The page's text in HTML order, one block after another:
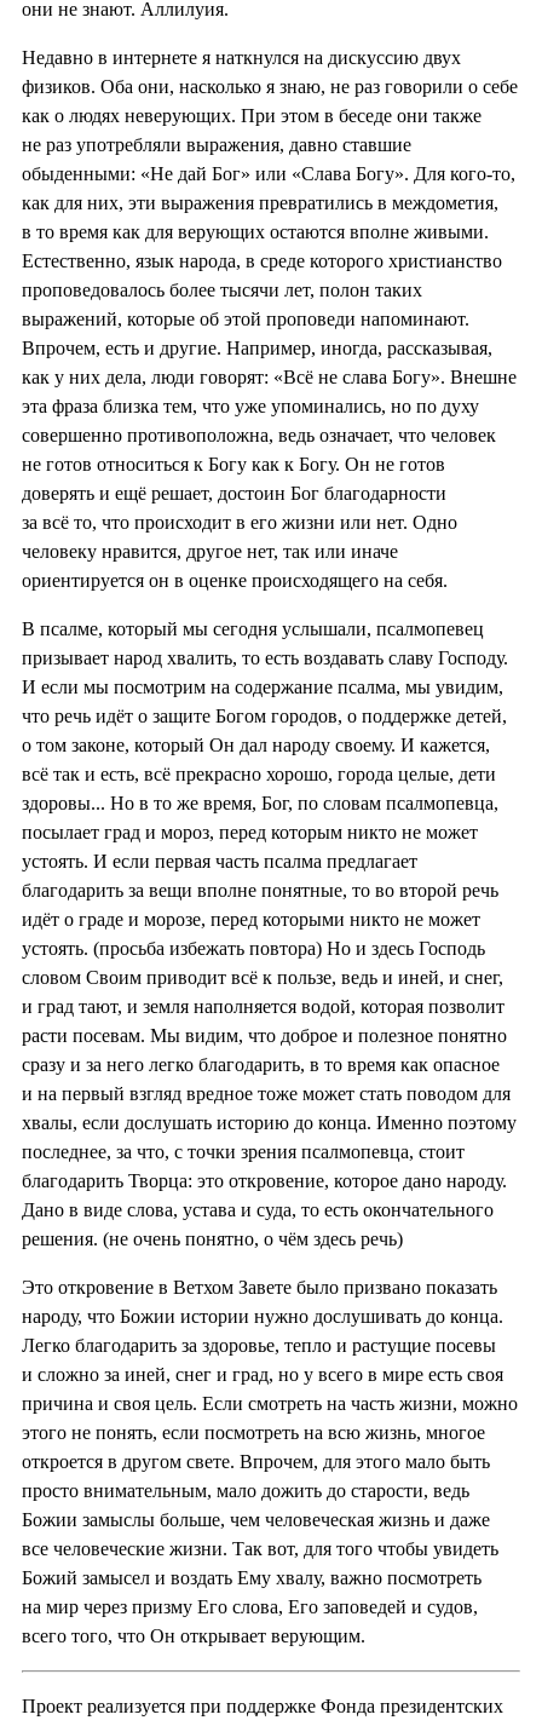
они не знают. Аллилуия.
Недавно в интернете я наткнулся на дискуссию двух
физиков. Оба они, насколько я знаю, не раз говорили о себе
как о людях неверующих. При этом в беседе они также
не раз употребляли выражения, давно ставшие
обыденными: «Не дай Бог» или «Слава Богу». Для кого-то,
как для них, эти выражения превратились в междометия,
в то время как для верующих остаются вполне живыми.
Естественно, язык народа, в среде которого христианство
проповедовалось более тысячи лет, полон таких
выражений, которые об этой проповеди напоминают.
Впрочем, есть и другие. Например, иногда, рассказывая,
как у них дела, люди говорят: «Всё не слава Богу». Внешне
эта фраза близка тем, что уже упоминались, но по духу
совершенно противоположна, ведь означает, что человек
не готов относиться к Богу как к Богу. Он не готов
доверять и ещё решает, достоин Бог благодарности
за всё то, что происходит в его жизни или нет. Одно
человеку нравится, другое нет, так или иначе
ориентируется он в оценке происходящего на себя.
В псалме, который мы сегодня услышали, псалмопевец
призывает народ хвалить, то есть воздавать славу Господу.
И если мы посмотрим на содержание псалма, мы увидим,
что речь идёт о защите Богом городов, о поддержке детей,
о том законе, который Он дал народу своему. И кажется,
всё так и есть, всё прекрасно хорошо, города целые, дети
здоровы... Но в то же время, Бог, по словам псалмопевца,
посылает град и мороз, перед которым никто не может
устоять. И если первая часть псалма предлагает
благодарить за вещи вполне понятные, то во второй речь
идёт о граде и морозе, перед которыми никто не может
устоять. (просьба избежать повтора) Но и здесь Господь
словом Своим приводит всё к пользе, ведь и иней, и снег,
и град тают, и земля наполняется водой, которая позволит
расти посевам. Мы видим, что доброе и полезное понятно
сразу и за него легко благодарить, в то время как опасное
и на первый взгляд вредное тоже может стать поводом для
хвалы, если дослушать историю до конца. Именно поэтому
последнее, за что, с точки зрения псалмопевца, стоит
благодарить Творца: это откровение, которое дано народу.
Дано в виде слова, устава и суда, то есть окончательного
решения. (не очень понятно, о чём здесь речь)
Это откровение в Ветхом Завете было призвано показать
народу, что Божии истории нужно дослушивать до конца.
Легко благодарить за здоровье, тепло и растущие посевы
и сложно за иней, снег и град, но у всего в мире есть своя
причина и своя цель. Если смотреть на часть жизни, можно
этого не понять, если посмотреть на всю жизнь, многое
откроется в другом свете. Впрочем, для этого мало быть
просто внимательным, мало дожить до старости, ведь
Божии замыслы больше, чем человеческая жизнь и даже
все человеческие жизни. Так вот, для того чтобы увидеть
Божий замысел и воздать Ему хвалу, важно посмотреть
на мир через призму Его слова, Его заповедей и судов,
всего того, что Он открывает верующим.
Проект реализуется при поддержке Фонда президентских